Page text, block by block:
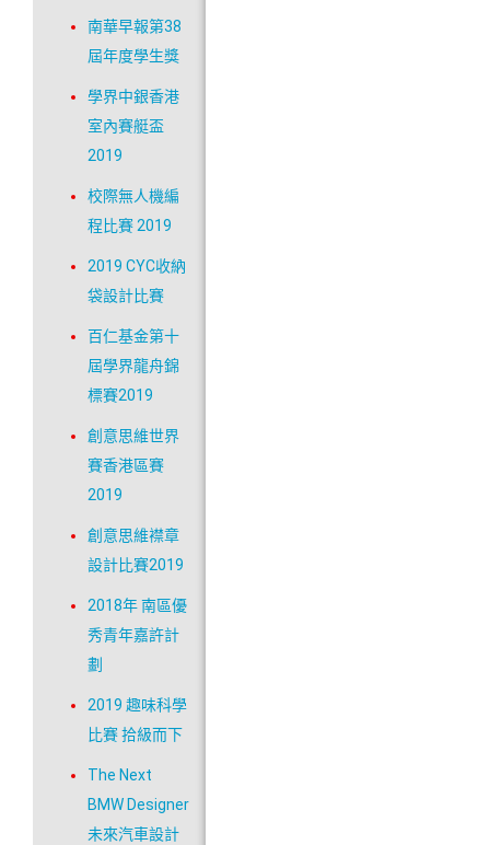
南華早報第38
屆年度學生獎
學界中銀香港
室內賽艇盃
2019
校際無人機編
程比賽 2019
2019 CYC收納
袋設計比賽
百仁基金第十
屆學界龍舟錦
標賽2019
創意思維世界
賽香港區賽
2019
創意思維襟章
設計比賽2019
2018年 南區優
秀青年嘉許計
劃
2019 趣味科學
比賽 拾級而下
The Next
BMW Designer
未來汽車設計